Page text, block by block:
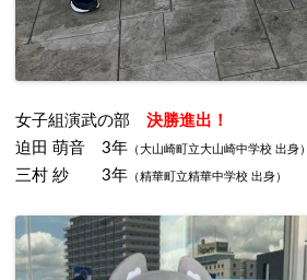
女子組演武の部 決勝進出！
迫田 萌音 3年 （大山崎町立大山崎中学校 出身）
三村 紗 3年 （精華町立精華中学校 出身）